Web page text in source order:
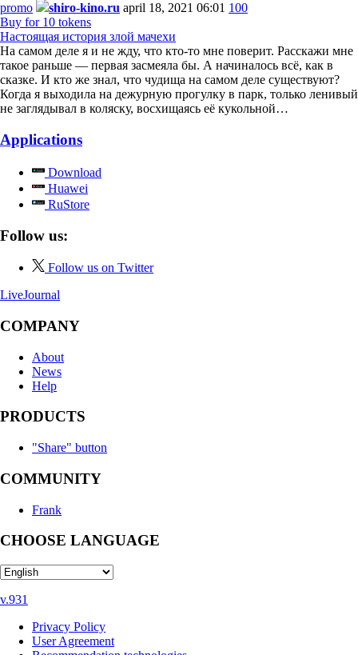
promo shiro-kino.ru april 18, 2021 06:01 100
Buy for 10 tokens
Настоящая история злой мачехи
На самом деле я и не жду, что кто-то мне поверит. Расскажи мне
такое раньше — первая засмеяла бы. А начиналось всё, как в
сказке. И кто же знал, что чудища на самом деле существуют?
Когда я выходила на дежурную прогулку в парк, только ленивый
не заглядывал в коляску, восхищаясь её кукольной…
Applications
Download
Huawei
RuStore
Follow us:
Follow us on Twitter
LiveJournal
COMPANY
About
News
Help
PRODUCTS
"Share" button
COMMUNITY
Frank
CHOOSE LANGUAGE
v.931
Privacy Policy
User Agreement